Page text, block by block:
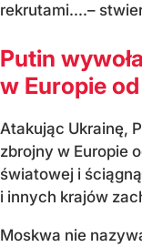
rekrutami....–
Putin
w Europie
Atakując Ukrainę,
zbrojny w Europie
światowej i
i innych krajów
Moskwa nie